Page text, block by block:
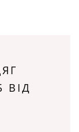
ВІД